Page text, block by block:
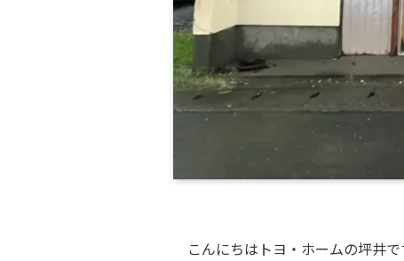
こんにちはトヨ・ホームの坪井で